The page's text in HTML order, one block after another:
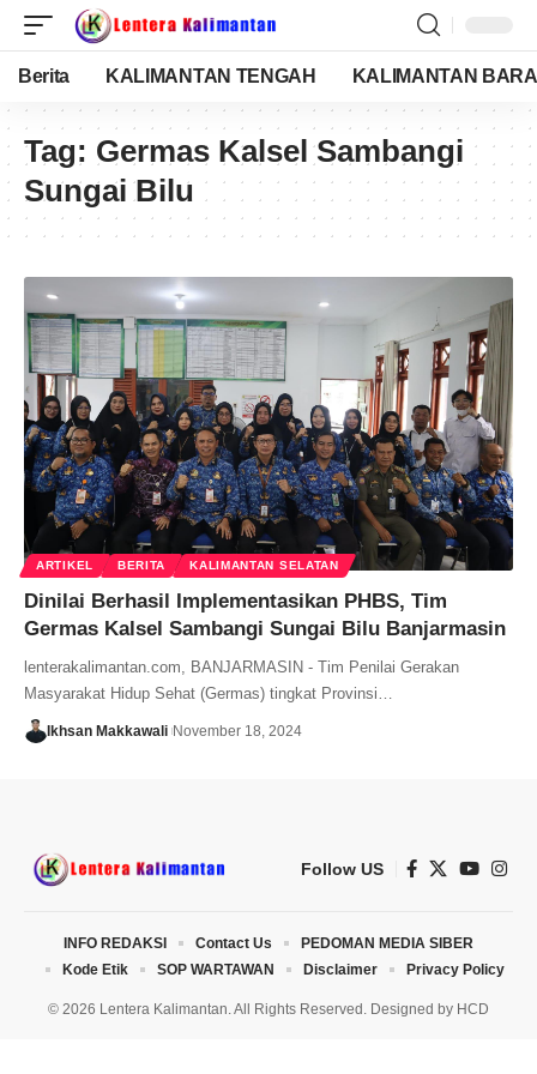
Berita KALIMANTAN TENGAH KALIMANTAN
Tag: Germas Kalsel Sambangi
Sungai Bilu
ARTIKEL BERITA KALIMANTAN SELATAN
Dinilai Berhasil Implementasikan PHBS, Tim
Germas Kalsel Sambangi Sungai Bilu Banjarmasin
lenterakalimantan.com, BANJARMASIN - Tim Penilai Gerakan
Masyarakat Hidup Sehat (Germas) tingkat Provinsi…
Ikhsan Makkawali November 18, 2024
Follow US
© 2026 Lentera Kalimantan. All Rights Reserved. Designed by HCD
INFO REDAKSI Contact Us
PEDOMAN MEDIA SIBER
Kode Etik
SOP WARTAWAN Disclaimer Privacy Policy